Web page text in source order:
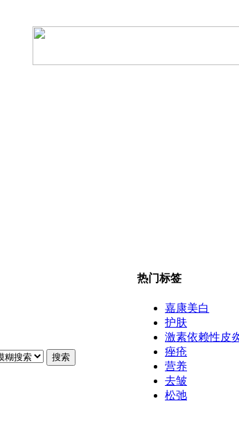
搜索
热门标签
嘉康美白
护肤
激素依赖性皮
痤疮
营养
去皱
松弛